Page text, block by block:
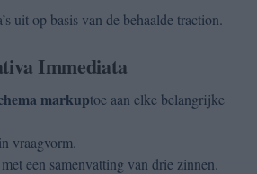
uit op basis van de behaalde traction.
Immediata
markuptoe aan elke belangrijke
in vraagvorm.
een samenvatting van drie zinnen.